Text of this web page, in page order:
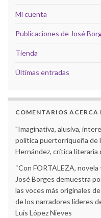
Mi cuenta
Publicaciones de José
Tienda
Últimas entradas
COMENTARIOS ACERCA
"Imaginativa, alusiva,
política puertorriqueña de
Hernández, crítica literaria
“Con FORTALEZA,
José Borges demuestra
las voces más originales
de los narradores líderes
Luis López Nieves